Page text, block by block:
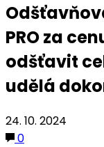
PRO za
odšťavit
udělá
24. 10. 2024
0